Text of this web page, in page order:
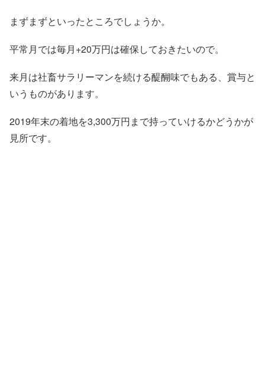
まずまずといったところでしょうか。
平常月では毎月+20万円は確保しておきたいので。
来月は社畜サラリーマンを続ける醍醐味でもある、賞与と
いうものがあります。
2019年末の着地を3,300万円まで持っていけるかどうかが
見所です。